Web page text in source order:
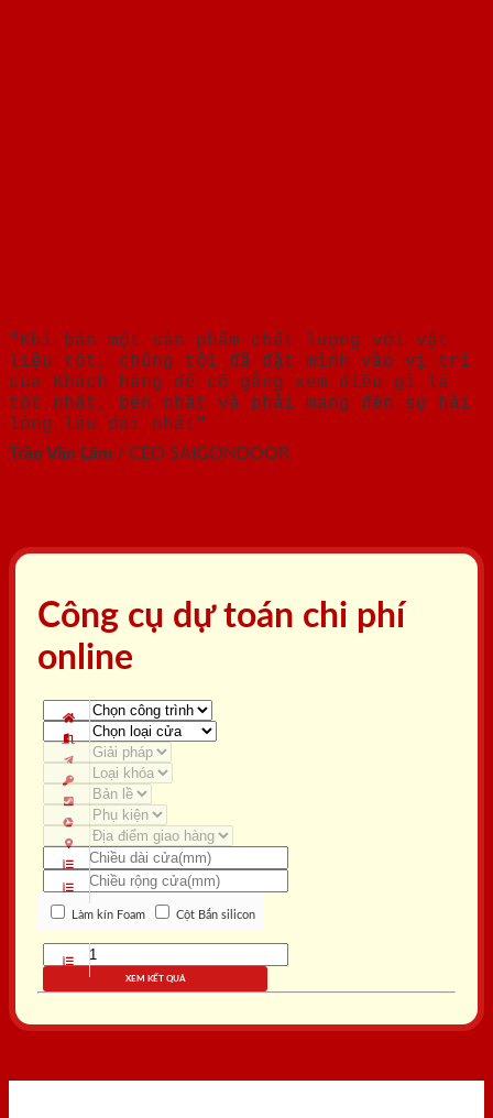
"Khi bán một sản phẩm chất lượng với vật
liệu tốt, chúng tôi đã đặt mình vào vị trí
của Khách hàng để cố gắng xem điều gì là
tốt nhất, bền nhất và phải mang đến sự hài
lòng lâu dài nhất"
Trần Văn Lãm / CEO SAIGONDOOR
Công cụ dự toán chi phí
online
Làm kín Foam Cột Bắn silicon
XEM KẾT QUẢ